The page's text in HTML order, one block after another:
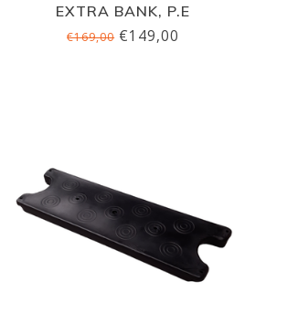
EXTRA BANK, P.E
€169,00€149,00